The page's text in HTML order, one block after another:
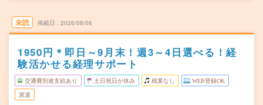
未読 掲載日 2026/08/06
1950円＊即日～9月末！週3～4日選べる！経
験活かせる経理サポート
交通費別途支給あり 土日祝日が休み 残業なし WEB登録OK
派遣